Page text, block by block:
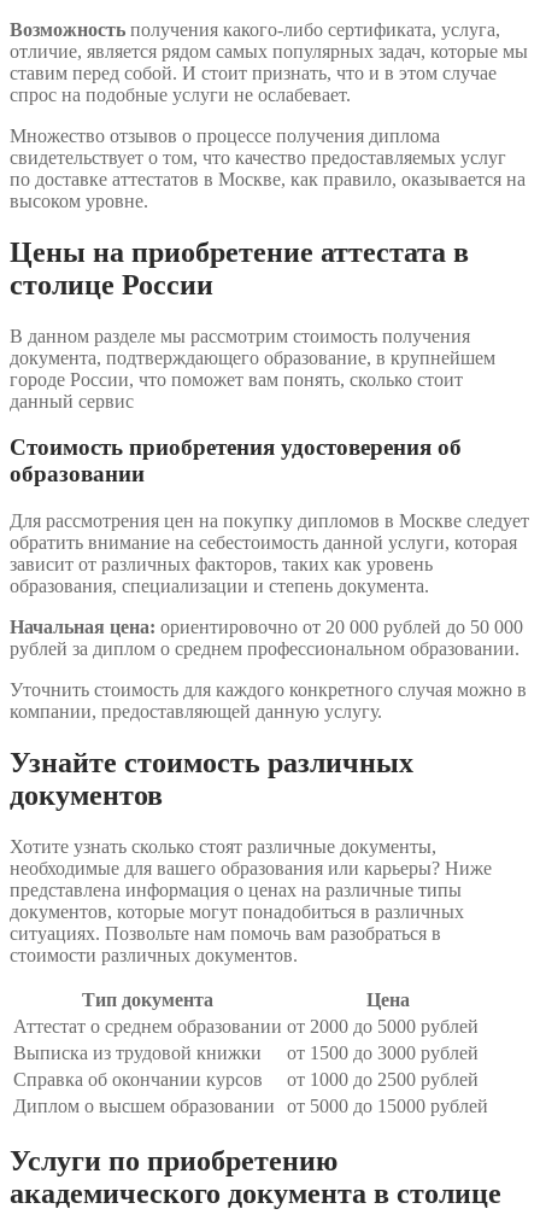
Возможность получения какого-либо сертификата, услуга,
отличие, является рядом самых популярных задач, которые мы
ставим перед собой. И стоит признать, что и в этом случае
спрос на подобные услуги не ослабевает.
Множество отзывов о процессе получения диплома
свидетельствует о том, что качество предоставляемых услуг
по доставке аттестатов в Москве, как правило, оказывается на
высоком уровне.
Цены на приобретение аттестата в
столице России
В данном разделе мы рассмотрим стоимость получения
документа, подтверждающего образование, в крупнейшем
городе России, что поможет вам понять, сколько стоит
данный сервис
Стоимость приобретения удостоверения об
образовании
Для рассмотрения цен на покупку дипломов в Москве следует
обратить внимание на себестоимость данной услуги, которая
зависит от различных факторов, таких как уровень
образования, специализации и степень документа.
Начальная цена: ориентировочно от 20 000 рублей до 50 000
рублей за диплом о среднем профессиональном образовании.
Уточнить стоимость для каждого конкретного случая можно в
компании, предоставляющей данную услугу.
Узнайте стоимость различных
документов
Хотите узнать сколько стоят различные документы,
необходимые для вашего образования или карьеры? Ниже
представлена информация о ценах на различные типы
документов, которые могут понадобиться в различных
ситуациях. Позвольте нам помочь вам разобраться в
стоимости различных документов.
Тип документа
Цена
Аттестат о среднем образовании от 2000 до 5000 рублей
Выписка из трудовой книжки
от 1500 до 3000 рублей
Справка об окончании курсов
от 1000 до 2500 рублей
Диплом о высшем образовании
от 5000 до 15000 рублей
Услуги по приобретению
академического документа в столице